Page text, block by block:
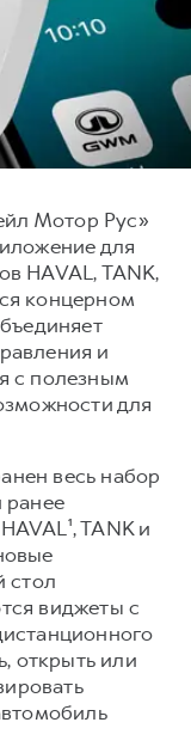
₽
Мотор Рус»
для
HAVAL, TANK,
концерном
и
с полезным
для
весь набор
ранее
TANK и
стол
виджеты с
открыть или